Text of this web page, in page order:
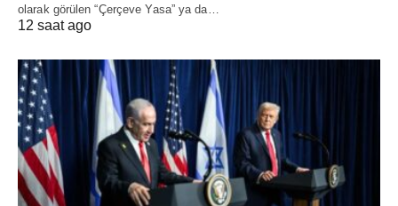
olarak görülen “Çerçeve Yasa” ya da…
12 saat ago